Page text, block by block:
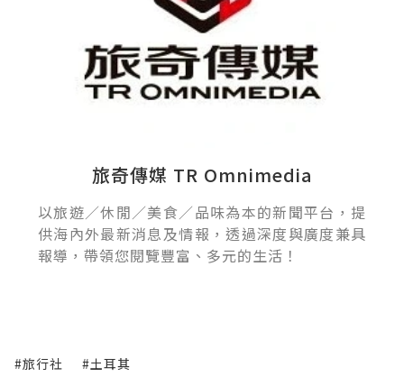
旅奇傳媒 TR Omnimedia
以旅遊／休閒／美食／品味為本的新聞平台，提
供海內外最新消息及情報，透過深度與廣度兼具
報導，帶領您閱覽豐富、多元的生活！
#旅行社 #土耳其